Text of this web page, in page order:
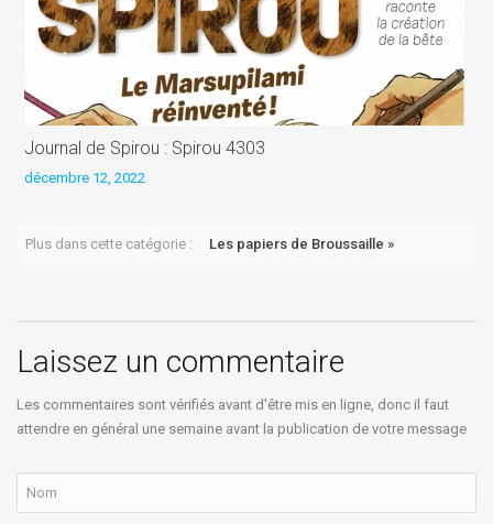
Journal de Spirou : Spirou 4303
décembre 12, 2022
Plus dans cette catégorie : Les papiers de Broussaille »
Laissez un commentaire
Les commentaires sont vérifiés avant d'être mis en ligne, donc il faut
attendre en général une semaine avant la publication de votre message